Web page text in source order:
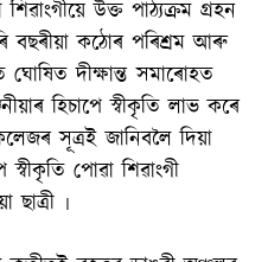
উক্ত পাঠ্যক্ৰম গ্ৰহন
বছৰীয়া কঠোৰ পৰিশ্ৰম আৰু
দীক্ষান্ত সমাৰোহত
হিচাপে স্বীকৃতি লাভ কৰে
সূত্ৰই জানিবলৈ দিয়া
স্বীকৃতি পোৱা শিৱাংগী
৷